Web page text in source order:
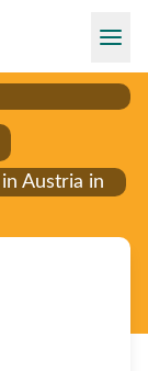
Austria in